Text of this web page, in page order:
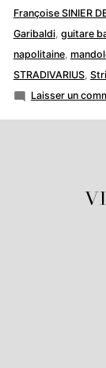
Françoise SINIER
Garibaldi, guitare
napolitaine,
STRADIVARIUS,
Laisser un